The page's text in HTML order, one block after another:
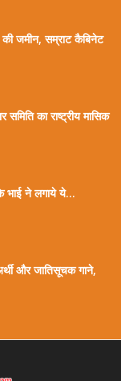
जमीन, सम्राट कैबिनेट
समिति का राष्ट्रीय मासिक
के भाई ने लगाये ये...
और जातिसूचक गाने,